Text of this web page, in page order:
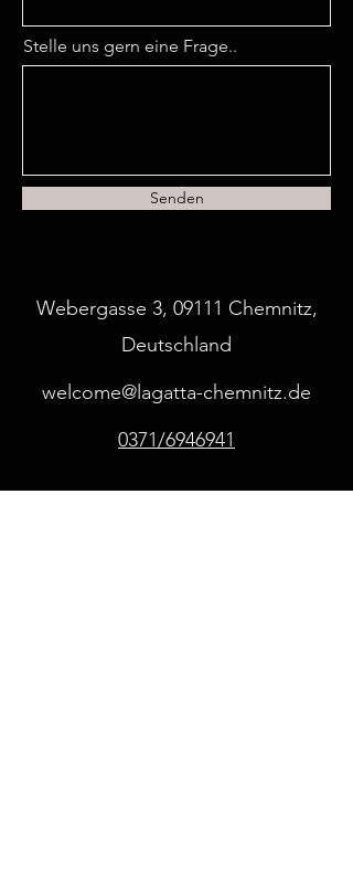
Stelle uns gern eine Frage..
Senden
Webergasse 3, 09111 Chemnitz,
Deutschland
welcome@lagatta-chemnitz.de
0371/6946941